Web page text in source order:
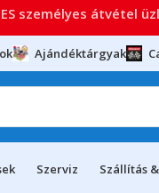
Ajándéktárgyak
Szerviz Szállítás
személyes átvétel